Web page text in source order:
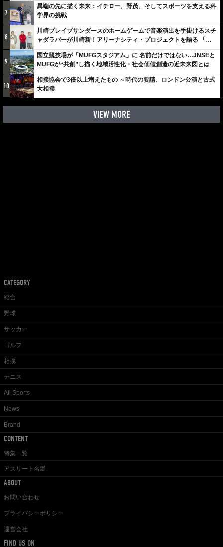
7
異端の先に描く未来：イチロー、野茂、そしてスポーツを支える科
学界の挑戦
8
川崎ブレイブサンダースのホームゲームで音楽演出を手掛けるスチ
ャダラパーが川崎新！アリーナシティ・プロジェクトを語る 「楽
しみでしかないでしょ。川崎は、ずっと成長曲線だから」
9
国立競技場が「MUFGスタジアム」に 名前だけではない…JNSEと
MUFGが“共創”し描く地域活性化・社会価値創造の近未来図とは
10
相撲協会で3倍以上増えたもの ～時代の要請、ロンドン公演と古式
大相撲
VIEW MORE
CATEGORY
総合
野球
サッカー
ゴルフ
相撲
テニス
All Sports
News
Brand
CONTENT
特集一覧
アスリート名鑑
ABOUT
お問い合わせ
プライバシーポリシー
運営会社
FIND US ON